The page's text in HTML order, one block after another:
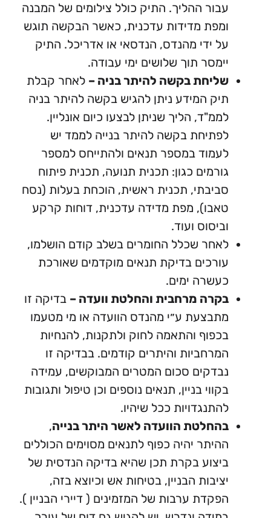
ההליך. התיק כולל צילומים של המבנה
מדידות עדכנית, כאשר הבקשה תוגש
ידי מהנדס, הנדסאי או אדריכל. התיק
תוך שלושים ימי עבודה.
בקשה להיתר בניה –לאחר קבלת
המידע ניתן להגיש בקשה להיתר בניה
הליך שניתן לבצעו כיום אונליין.
בקשה להיתר בנייה לממד יש
במספר תנאים ולהתייחס למספר
כגון: תכנית תנועה, תכנית פיתוח
תכנית ראשית, הוכחת בעלות (נסח
מפת מדידה עדכנית, דוחות קרקע
ועוד.
שכלל החומרים בשלב קודם הושלמו,
בדיקת תנאים מוקדמים שאורכת
ימים.
מרחבית והחלטת וועדה –בדיקה זו
ע״י מהנדס הוועדה או מי מטעמו
והתאמה לחוק ולתקנות, להנחיות
והיתרים קודמים. בבדיקה זו
סכום המטרים המבוקשים, עמידה
בניין, תנאים נוספים וכן טיפול ותגובות
ככל שיהיו.
הוועדה לאשר היתר בנייה,
יהיה כפוף לתנאים מסוימים הכוללים
בקרת תכן שהיא בדיקה הנדסית של
הבניין, בטיחות אש וכיוצא בזה,
ערבות של המזמינים ( דיירי הבניין ).